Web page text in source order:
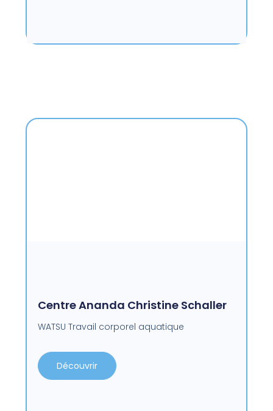
Centre Ananda Christine Schaller
WATSU Travail corporel aquatique
Découvrir